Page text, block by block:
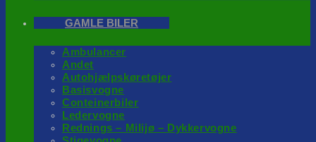
GAMLE BILER
Ambulancer
Andet
Autohjælpskøretøjer
Basisvogne
Conteinerbiler
Ledervogne
Rednings – Milijø – Dykkervogne